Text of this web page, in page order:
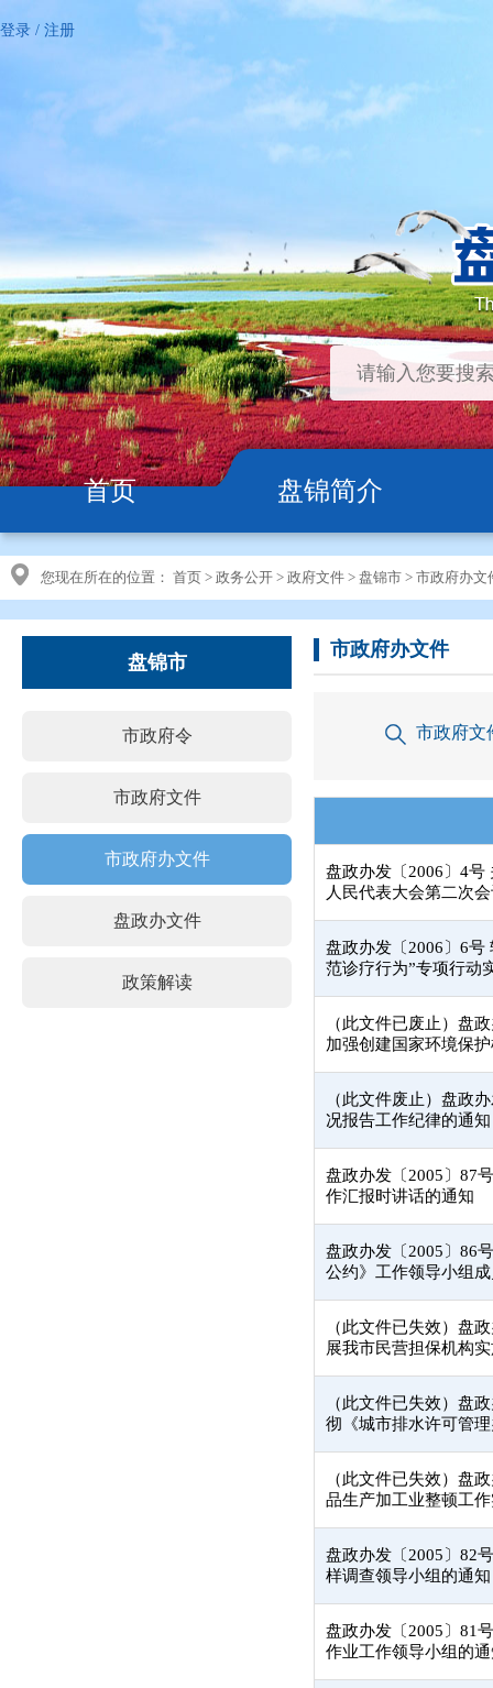
登录 / 注册
首页 盘锦简介
您现在所在的位置： 首页 > 政务公开 > 政府文件 > 盘锦市 > 市政府办文
盘锦市
市政府令
市政府文件
市政府办文件
盘政办文件
政策解读
市政府办文件
市政府文
盘政办发〔2006〕4号
人民代表大会第二次
盘政办发〔2006〕6号
范诊疗行为”专项行动
（此文件已废止）盘
加强创建国家环境保
（此文件废止）盘政
况报告工作纪律的通知
盘政办发〔2005〕87
作汇报时讲话的通知
盘政办发〔2005〕86
公约》工作领导小组
（此文件已失效）盘
展我市民营担保机构
（此文件已失效）盘
彻《城市排水许可管
（此文件已失效）盘
品生产加工业整顿工
盘政办发〔2005〕82
样调查领导小组的通知
盘政办发〔2005〕81
作业工作领导小组的